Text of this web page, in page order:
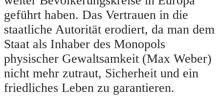
geführt haben. Das Vertrauen in die
staatliche Autorität erodiert, da man dem
Staat als Inhaber des Monopols
physischer Gewaltsamkeit (Max Weber)
nicht mehr zutraut, Sicherheit und ein
friedliches Leben zu garantieren.